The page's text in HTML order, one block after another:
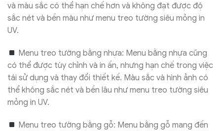
và màu sắc có thể hạn chế hơn và không đạt được độ
sắc nét và bền màu như menu treo tường siêu mỏng in
UV.
Menu treo tường bằng nhựa: Menu bằng nhựa cũng
có thể được tùy chỉnh và in ấn, nhưng hạn chế trong việc
tái sử dụng và thay đổi thiết kế. Màu sắc và hình ảnh có
thể không sắc nét và bền lâu như menu treo tường siêu
mỏng in UV.
Menu treo tường bằng gỗ: Menu bằng gỗ mang đến